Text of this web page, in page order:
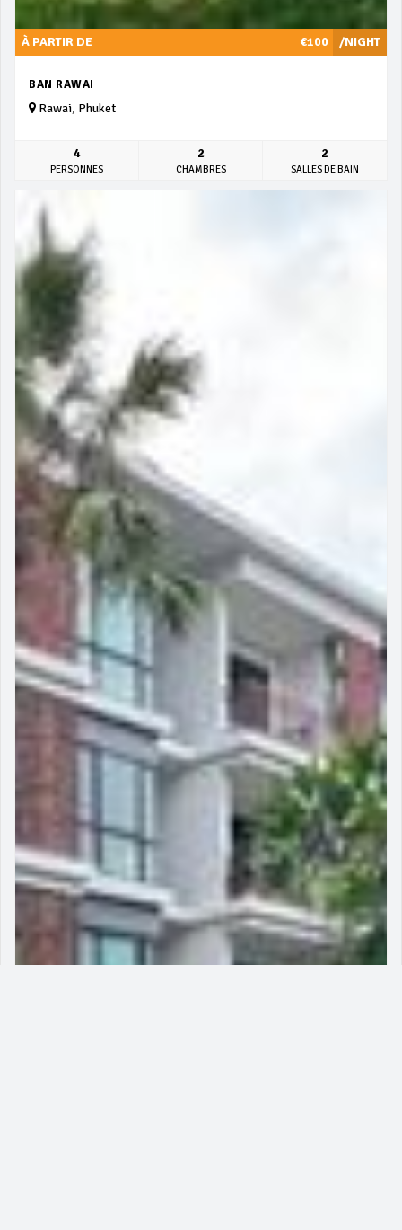
/NIGHT
À PARTIR DE €100
BAN RAWAI
Rawai, Phuket
4
PERSONNES
2
CHAMBRES
2
SALLES DE BAIN